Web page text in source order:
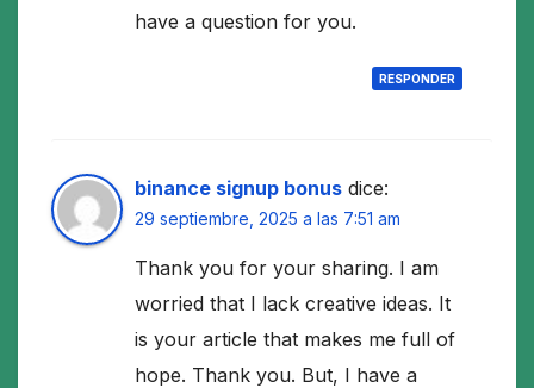
have a question for you.
RESPONDER
binance signup bonus dice:
29 septiembre, 2025 a las 7:51 am
Thank you for your sharing. I am
worried that I lack creative ideas. It
is your article that makes me full of
hope. Thank you. But, I have a